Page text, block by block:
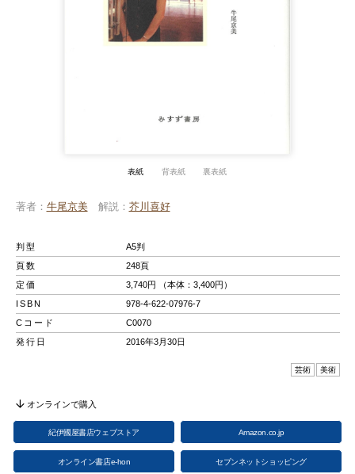
表紙 背表紙 裏表紙
著者 牛尾京美 解説 芥川喜好
判型
A5判
頁数
248頁
定価
3,740円 （本体：3,400円）
ISBN
978-4-622-07976-7
Cコード
C0070
発行日
2016年3月30日
芸術 美術
オンラインで購入
紀伊國屋書店ウェブストア Amazon.co.jp
オンライン書店e-hon セブンネットショッピング